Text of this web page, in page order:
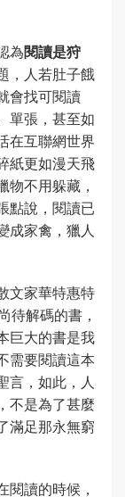
為閱讀是狩
，人若肚子餓
會找可閱讀
單張，甚至如
在互聯網世界
紙更如漫天飛
不用躲藏，
點說，閱讀已
成家禽，獵人
文家華特惠特
待解碼的書，
巨大的書是我
需要閱讀這本
言，如此，人
不是為了甚麼
滿足那永無窮
讀的時候，